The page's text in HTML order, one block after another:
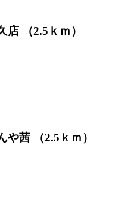
（2.5ｋｍ）
茜 （2.5ｋｍ）